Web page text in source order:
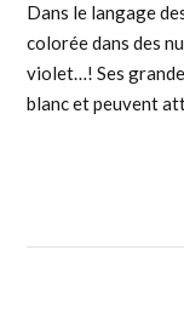
Dans le langage
colorée dans des
violet…! Ses
blanc et peuvent